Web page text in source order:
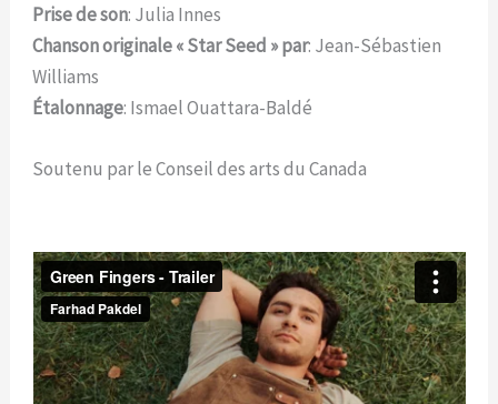
Prise de son: Julia Innes
Chanson originale « Star Seed » par: Jean-Sébastien
Williams
Étalonnage: Ismael Ouattara-Baldé
Soutenu par le Conseil des arts du Canada